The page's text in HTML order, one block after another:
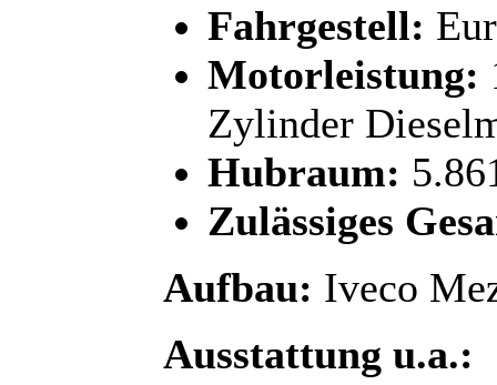
Fahrgestell:
Motorleistung:
Zylinder
Hubraum:
Zulässiges
Aufbau: Iveco
Ausstattung u.a.: